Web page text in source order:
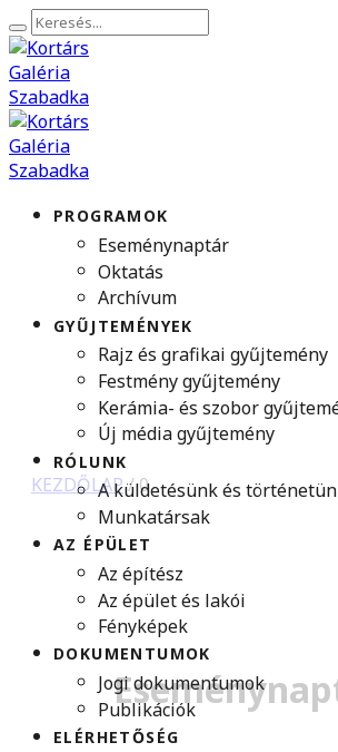
PROGRAMOK
Eseménynaptár
Oktatás
Archívum
GYŰJTEMÉNYEK
Rajz és grafikai gyűjtemény
Festmény gyűjtemény
Kerámia- és szobor
Új média gyűjtemény
RÓLUNK
A küldetésünk és
Munkatársak
AZ ÉPÜLET
Az építész
Az épület és lakói
Fényképek
DOKUMENTUMOK
Jogi dokumentumok
Publikációk
ELÉRHETŐSÉG
KEZDŐLAP/0